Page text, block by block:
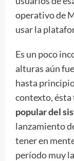
operativo de
usar la
Es un poco
alturas aún
hasta
contexto, ésta
popular del
lanzamiento
tener en
período muy